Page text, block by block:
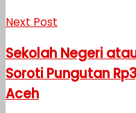
Next Post
Sekolah Negeri
Soroti Pungutan
Aceh